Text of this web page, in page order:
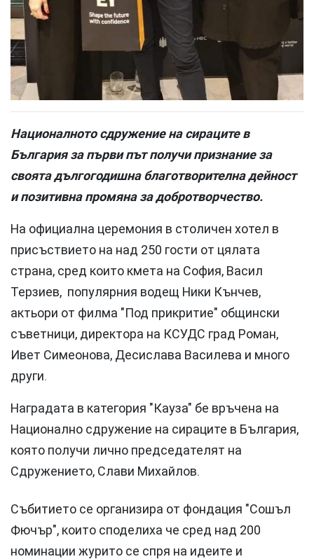
Националното сдружение на сираците в
България за първи път получи признание за
своята дългогодишна благотворителна дейност
и позитивна промяна за добротворчество.
На официална церемония в столичен хотел в
присъствието на над 250 гости от цялата
страна, сред които кмета на София, Васил
Терзиев, популярния водещ Ники Кънчев,
актьори от филма "Под прикритие" общински
съветници, директора на КСУДС град Роман,
Ивет Симеонова, Десислава Василева и много
други.
Наградата в категория "Кауза" бе връчена на
Национално сдружение на сираците в България,
която получи лично председателят на
Сдружението, Слави Михайлов.
Събитието се организира от фондация "Сошъл
Фючър", които споделиха че сред над 200
номинации журито се спря на идеите и